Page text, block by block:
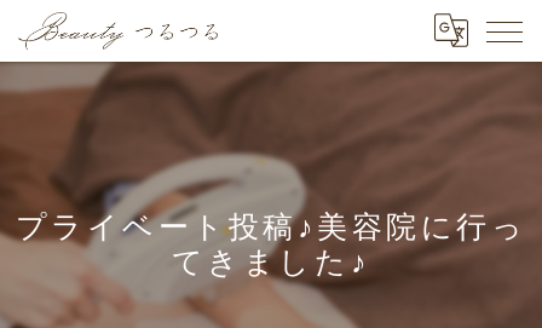
プライベート投稿♪美容院に行っ
てきました♪